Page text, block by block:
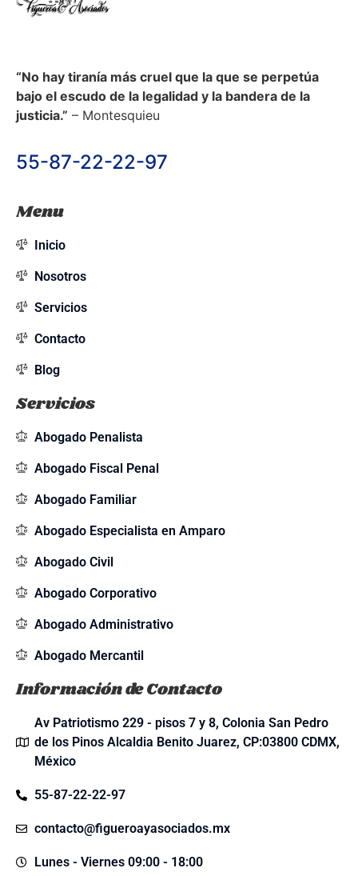
“No hay tiranía más cruel que la que se perpetúa
bajo el escudo de la legalidad y la bandera de la
justicia.” – Montesquieu
55-87-22-22-97
Menu
Inicio
Nosotros
Servicios
Contacto
Blog
Servicios
Abogado Penalista
Abogado Fiscal Penal
Abogado Familiar
Abogado Especialista en Amparo
Abogado Civil
Abogado Corporativo
Abogado Administrativo
Abogado Mercantil
Información de Contacto
Av Patriotismo 229 - pisos 7 y 8, Colonia San Pedro
de los Pinos Alcaldia Benito Juarez, CP:03800 CDMX,
México
55-87-22-22-97
contacto@figueroayasociados.mx
Lunes - Viernes 09:00 - 18:00